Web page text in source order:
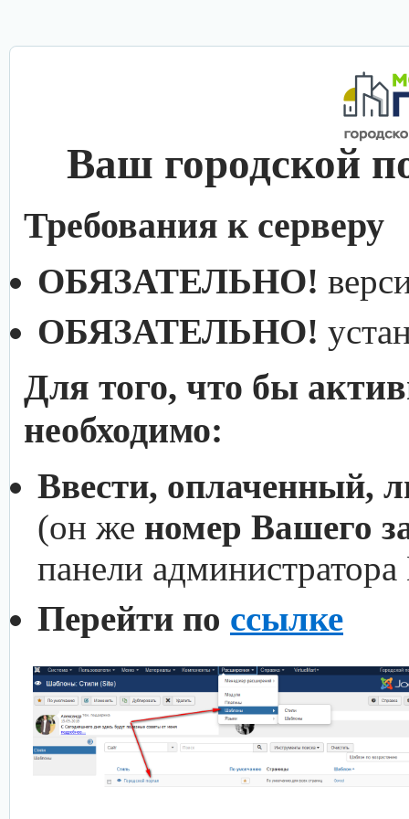
Ваш городской
Требования к серверу
ОБЯЗАТЕЛЬНО!
ОБЯЗАТЕЛЬНО!
Для того, что бы
необходимо:
Ввести, оплаченный,
(он же номер Вашего
панели
Перейти по ссылке